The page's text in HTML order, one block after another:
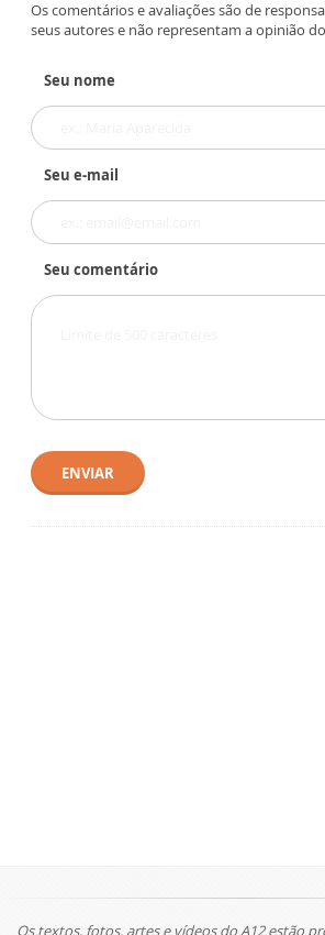
Os comentários e avaliações são de
seus autores e não representam a opinião
Seu nome
Seu e-mail
Seu comentário
ENVIAR
Os textos, fotos, artes e vídeos do A12 estão